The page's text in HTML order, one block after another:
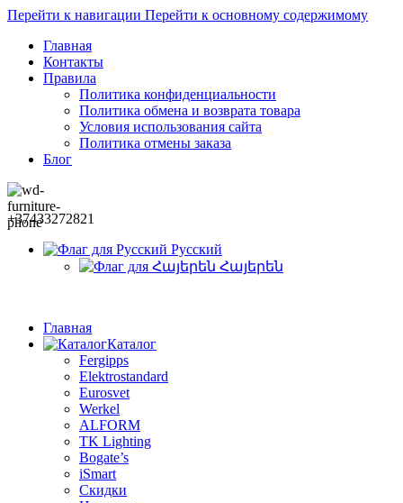
Перейти к навигации Перейти к основному содержимому
Главная
Контакты
Правила
Политика конфиденциальности
Политика обмена и возврата товара
Условия использования сайта
Политика отмены заказа
Блог
+37433272821
Русский
Հայերեն
Главная
Каталог
Fergipps
Elektrostandard
Eurosvet
Werkel
ALFORM
TK Lighting
Bogate’s
iSmart
Скидки